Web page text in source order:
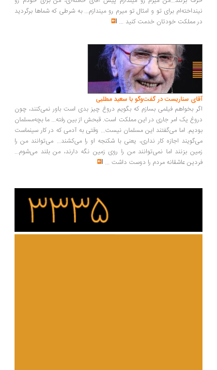
نینداخته‌ام برای تو و امثال تو میرم رو میندازم... به شرطی که شماها برگردید
در مملکت خودتان خدمت کنید ...
آقای سناریست در گفت‌وگو با سعید مطلبی
اگر بخواهم فیلمی بسازم که بگویم دروغ چیز بدی است باور نمی‌کنند، چون
دروغ یک امر جاری در این مملکت است. قبحش از بین رفته... ما بچه‌مسلمان
بودیم. اما می‌گفتند این مسلمان نیست... وقتی به آدمی که در کار سینماست
می‌گویند اجازه کار نداری، یعنی با شکنجه او را می‌کشند... می‌توانند من را
زمین بزنند اما نمی‌توانند من را روی زمین نگه دارند، من بلند می‌شوم...
فردین عاشقانه مردم را دوست داشت ...